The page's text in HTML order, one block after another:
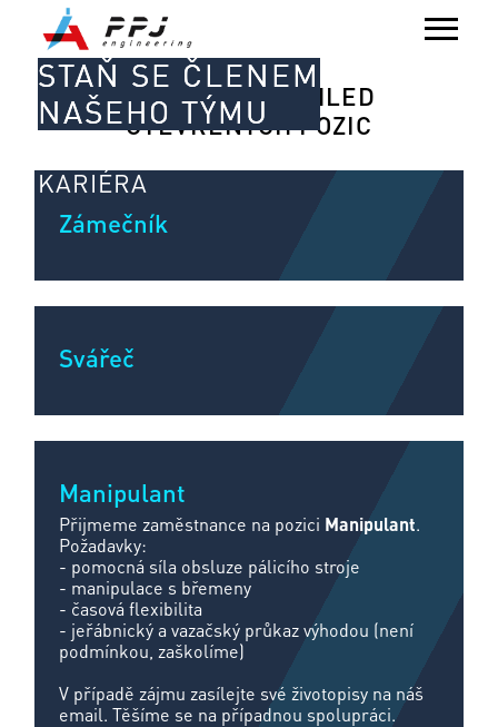
STAŇ SE ČLENEM
NAŠEHO TÝMU
KARIÉRA
AKTUÁLNÍ PŘEHLED
OTEVŘENÝCH POZIC
Zámečník
Svářeč
Manipulant
Přijmeme zaměstnance na pozici Manipulant.
Požadavky:
- pomocná síla obsluze pálicího stroje
- manipulace s břemeny
- časová flexibilita
- jeřábnický a vazačský průkaz výhodou (není
podmínkou, zaškolíme)
V případě zájmu zasílejte své životopisy na náš
email. Těšíme se na případnou spolupráci.